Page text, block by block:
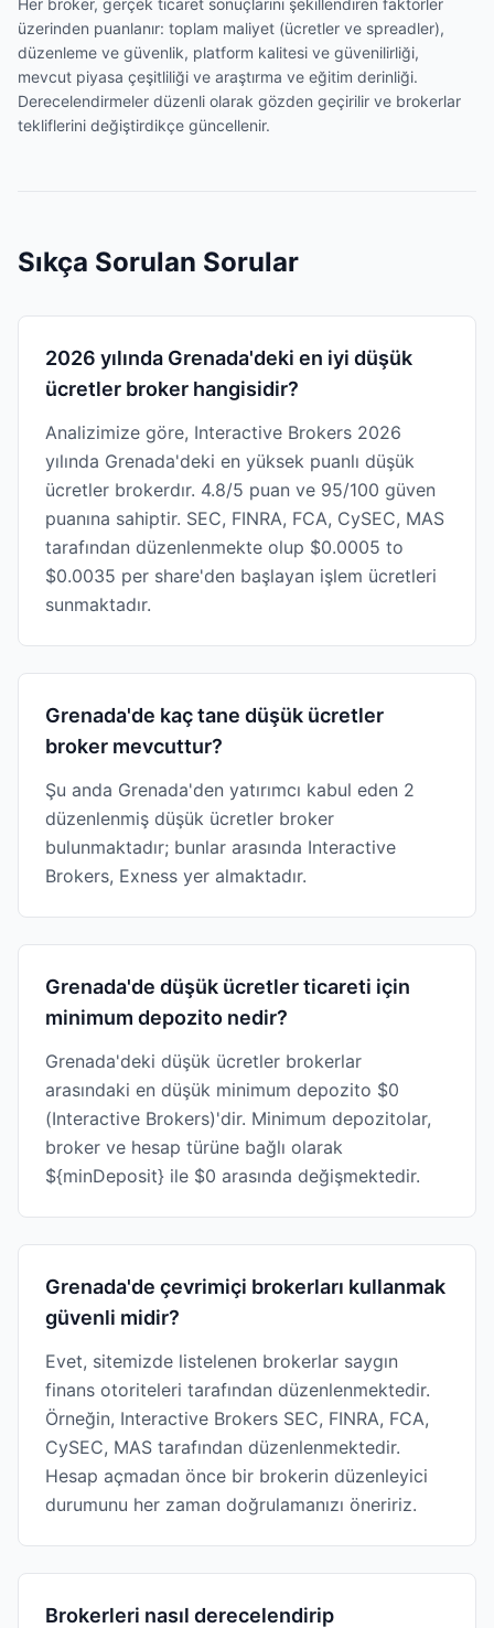
Her broker, gerçek ticaret sonuçlarını şekillendiren faktörler
üzerinden puanlanır: toplam maliyet (ücretler ve spreadler),
düzenleme ve güvenlik, platform kalitesi ve güvenilirliği,
mevcut piyasa çeşitliliği ve araştırma ve eğitim derinliği.
Derecelendirmeler düzenli olarak gözden geçirilir ve brokerlar
tekliflerini değiştirdikçe güncellenir.
Sıkça Sorulan Sorular
2026 yılında Grenada'deki en iyi düşük
ücretler broker hangisidir?
Analizimize göre, Interactive Brokers 2026
yılında Grenada'deki en yüksek puanlı düşük
ücretler brokerdır. 4.8/5 puan ve 95/100 güven
puanına sahiptir. SEC, FINRA, FCA, CySEC, MAS
tarafından düzenlenmekte olup $0.0005 to
$0.0035 per share'den başlayan işlem ücretleri
sunmaktadır.
Grenada'de kaç tane düşük ücretler
broker mevcuttur?
Şu anda Grenada'den yatırımcı kabul eden 2
düzenlenmiş düşük ücretler broker
bulunmaktadır; bunlar arasında Interactive
Brokers, Exness yer almaktadır.
Grenada'de düşük ücretler ticareti için
minimum depozito nedir?
Grenada'deki düşük ücretler brokerlar
arasındaki en düşük minimum depozito $0
(Interactive Brokers)'dir. Minimum depozitolar,
broker ve hesap türüne bağlı olarak
${minDeposit} ile $0 arasında değişmektedir.
Grenada'de çevrimiçi brokerları kullanmak
güvenli midir?
Evet, sitemizde listelenen brokerlar saygın
finans otoriteleri tarafından düzenlenmektedir.
Örneğin, Interactive Brokers SEC, FINRA, FCA,
CySEC, MAS tarafından düzenlenmektedir.
Hesap açmadan önce bir brokerin düzenleyici
durumunu her zaman doğrulamanızı öneririz.
Brokerleri nasıl derecelendirip